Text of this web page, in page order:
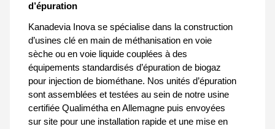
d’épuration
Kanadevia Inova se spécialise dans la construction
d’usines clé en main de méthanisation en voie
sèche ou en voie liquide couplées à des
équipements standardisés d’épuration de biogaz
pour injection de biométhane. Nos unités d’épuration
sont assemblées et testées au sein de notre usine
certifiée Qualimétha en Allemagne puis envoyées
sur site pour une installation rapide et une mise en